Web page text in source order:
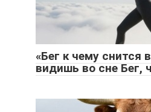
«Бег к чему снится
видишь во сне Бег,